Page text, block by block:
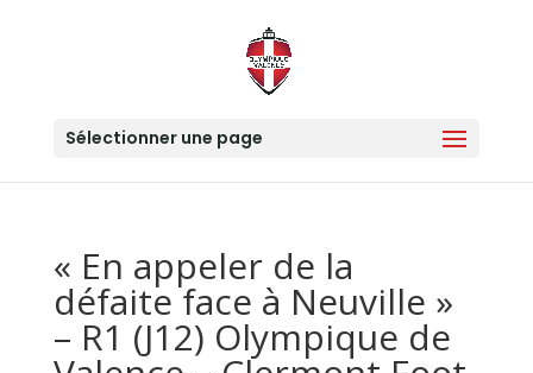
Sélectionner une page
« En appeler de la
défaite face à Neuville »
– R1 (J12) Olympique de